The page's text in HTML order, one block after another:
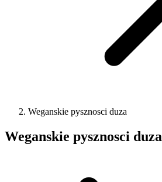
Weganskie pysznosci duza
Weganskie pysznosci duza